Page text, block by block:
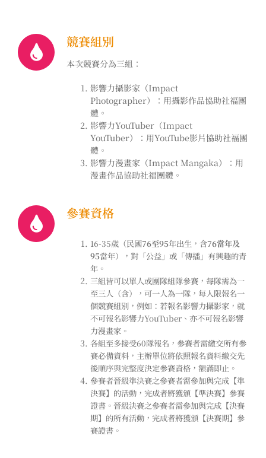
競賽組別
本次競賽分為三組：
影響力攝影家（Impact
Photographer）：用攝影作品協助社福團
體。
影響力YouTuber（Impact
YouTuber）：用YouTube影片協助社福團
體。
影響力漫畫家（Impact Mangaka）：用
漫畫作品協助社福團體。
參賽資格
16-35歲（民國76至95年出生，含76當年及
95當年），對「公益」或「傳播」有興趣的青
年。
三組皆可以單人或團隊組隊參賽，每隊需為一
至三人（含），可一人為一隊，每人限報名一
個競賽組別，例如：若報名影響力攝影家，就
不可報名影響力YouTuber、亦不可報名影響
力漫畫家。
各組至多接受60隊報名，參賽者需繳交所有參
賽必備資料，主辦單位將依照報名資料繳交先
後順序與完整度決定參賽資格，額滿即止。
參賽者晉級準決賽之參賽者需參加與完成【準
決賽】的活動，完成者將獲頒【準決賽】參賽
證書。晉級決賽之參賽者需參加與完成【決賽
期】的所有活動，完成者將獲頒【決賽期】參
賽證書。